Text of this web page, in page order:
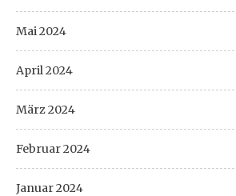
Mai 2024
April 2024
März 2024
Februar 2024
Januar 2024